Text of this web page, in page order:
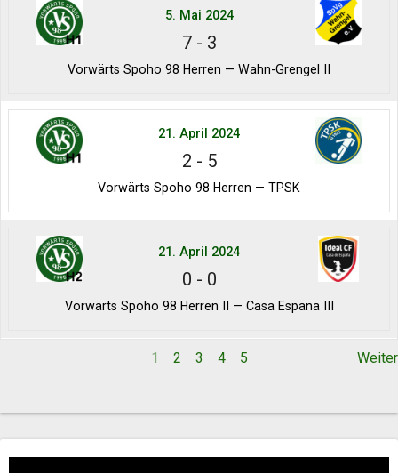
5. Mai 2024
7- 3
Vorwärts Spoho 98 Herren — Wahn-Grengel II
21. April 2024
2 - 5
Vorwärts Spoho 98 Herren — TPSK
21. April 2024
0 - 0
Vorwärts Spoho 98 Herren II — Casa Espana III
1 2 3 4 5 Weiter